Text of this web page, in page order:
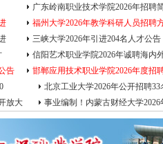
广东岭南职业技术学院2026年招聘
福州大学2026年教学科研人员招聘
三峡大学2026年引进204名人才公告
信阳艺术职业学院2026年诚聘海内
告
邯郸应用技术职业学院2026年度招
北京工业大学2026年公开招聘33
放大
事业编制！内蒙古财经大学2026